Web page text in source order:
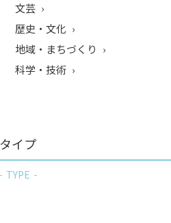
文芸
歴史・文化
地域・まちづくり
科学・技術
タイプ
TYPE